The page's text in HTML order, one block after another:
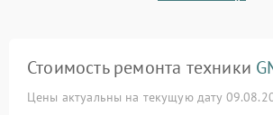
Стоимость ремонта техники
Цены актуальны на текущую дату